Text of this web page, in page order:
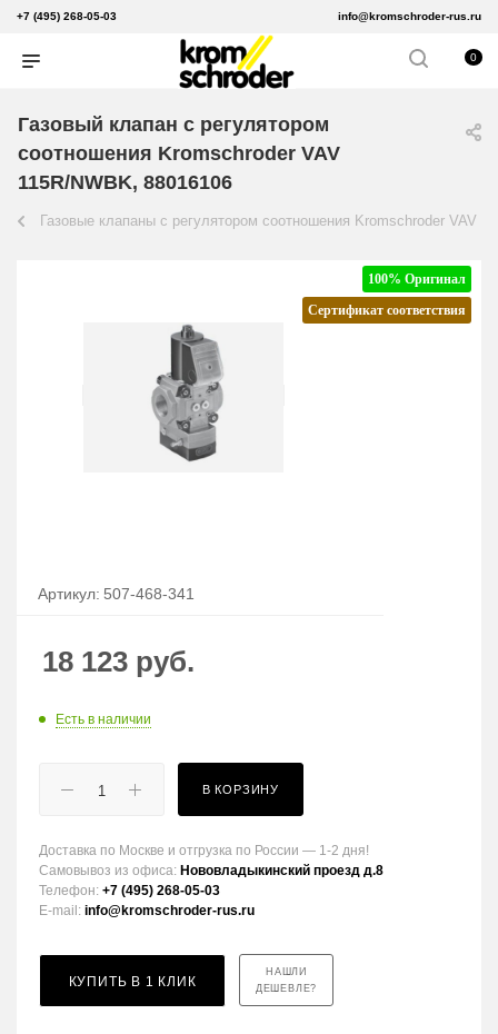
+7 (495) 268-05-03 info@kromschroder-rus.ru
0
Газовый клапан с регулятором
соотношения Kromschroder VAV
115R/NWBK, 88016106
Газовые клапаны с регулятором соотношения Kromschroder VAV
100% Оригинал
Сертификат соответствия
Артикул: 507-468-341
18 123 руб.
Есть в наличии
В КОРЗИНУ
Доставка по Москве и отгрузка по России — 1-2 дня!
Самовывоз из офиса: Нововладыкинский проезд д.8
Телефон: +7 (495) 268-05-03
E-mail: info@kromschroder-rus.ru
КУПИТЬ В 1 КЛИК
НАШЛИ
ДЕШЕВЛЕ?